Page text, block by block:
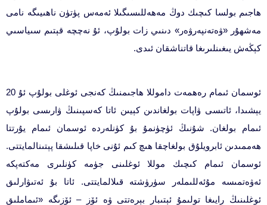
ھاجىم بولسا كىچىك دوڭ مەھەللىسىگىلا ئەمەس پۈتۈن ناھىيىگە نامى
مەشھۇر «ۋەتەنپەرۋەر» دىنىي زات بولۇپ، ئۇ نەچچە قېتىم سىياسىي
كېڭەش يىغىنلىرىغا قاتناشقان ئىدى.
ئوسمان ئىمام رەھمەت داموللا ھاجىمنىڭ كەنجى ئوغلى بولۇپ ئۇ 20
يېشىدا، ئاتىسى ۋاپات بولغاندىن كېيىن ئاتا كەسپىنىڭ ۋارىسى بولۇپ
ئىمام بولغان. شۇنىڭ ئۈچۈنمۇ بۇ كۈنلەردە ئوسمان ئىمام يۇرتتا
ھەممىدىن ئابرويلۇق بولغاچقا ھىچ كىم ئۇنى خاپا قىلىشقا پېتىنالمايتتى.
ئوسمان ئىمام كىچىك موللا ئوغلىنى جۈمە كۈنلىرى مەكتەپكە
ئەۋەتمىسە مۇئەللىملەر سۈرۈشتە قىلالمايتتى. ئاتا بۇ ئەتىۋارلىق
ئوغلىنىڭ رايىغا تولىمۇ ئېتىبار بېرەتتى ۋە ئۆز – ئۆزىگە «ئىماملىق